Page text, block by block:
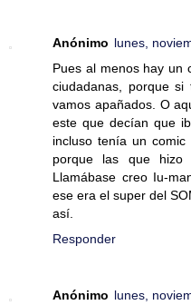
Anónimo lunes,
Pues al menos hay un
ciudadanas, porque
vamos apañados. O
este que decían que
incluso tenía un
porque las que hizo
Llamábase creo Iu-
ese era el super del
así.
Responder
Anónimo lunes,